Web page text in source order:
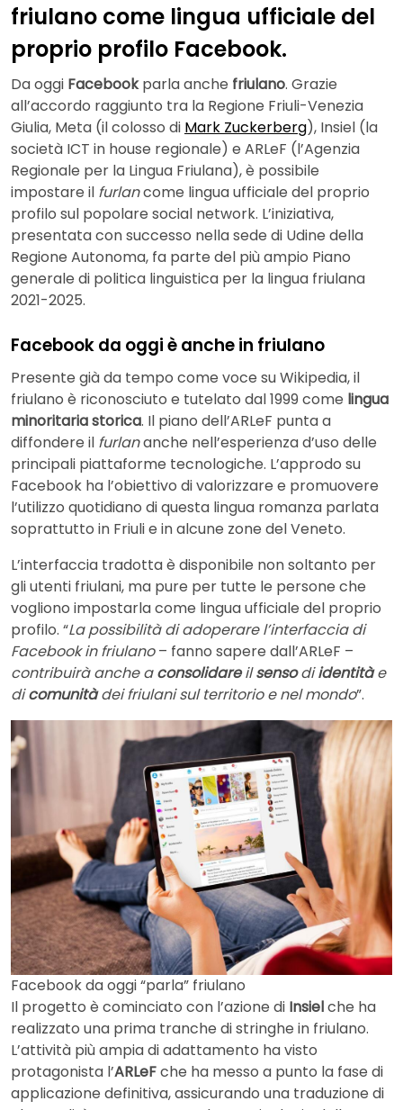
friulano come lingua ufficiale del
proprio profilo Facebook.
Da oggi Facebookparla anche friulano. Grazie
all’accordo raggiunto tra la Regione Friuli-Venezia
Giulia, Meta (il colosso di Mark Zuckerberg), Insiel (la
società ICT in house regionale) e ARLeF (l’Agenzia
Regionale per la Lingua Friulana), è possibile
impostare il furlancome lingua ufficiale del proprio
profilo sul popolare social network. L’iniziativa,
presentata con successo nella sede di Udine della
Regione Autonoma, fa parte del più ampio Piano
generale di politica linguistica per la lingua friulana
2021-2025.
Facebook da oggi è anche in friulano
Presente già da tempo come voce su Wikipedia, il
friulano è riconosciuto e tutelato dal 1999 come lingua
minoritaria storica. Il piano dell’ARLeF punta a
diffondere il furlananche nell’esperienza d’uso delle
principali piattaforme tecnologiche. L’approdo su
Facebook ha l’obiettivo di valorizzare e promuovere
l’utilizzo quotidiano di questa lingua romanza parlata
soprattutto in Friuli e in alcune zone del Veneto.
L’interfaccia tradotta è disponibile non soltanto per
gli utenti friulani, ma pure per tutte le persone che
vogliono impostarla come lingua ufficiale del proprio
profilo. “La possibilità di adoperare l’interfaccia di
Facebook in friulano– fanno sapere dall’ARLeF –
contribuirà anche aconsolidareilsensodiidentitàe
dicomunitàdei friulani sul territorio e nel mondo”.
Facebook da oggi “parla” friulano
Il progetto è cominciato con l’azione di Insielche ha
realizzato una prima tranche di stringhe in friulano.
L’attività più ampia di adattamento ha visto
protagonista l’ARLeFche ha messo a punto la fase di
applicazione definitiva, assicurando una traduzione di